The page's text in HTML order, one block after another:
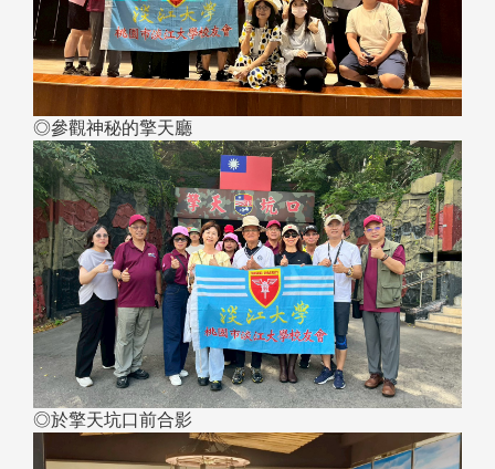
◎參觀神秘的擎天廳
◎於擎天坑口前合影